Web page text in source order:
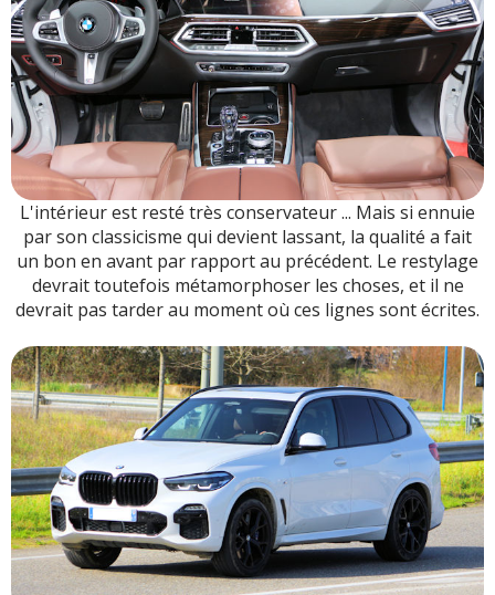
L'intérieur est resté très conservateur ... Mais si ennuie
par son classicisme qui devient lassant, la qualité a fait
un bon en avant par rapport au précédent. Le restylage
devrait toutefois métamorphoser les choses, et il ne
devrait pas tarder au moment où ces lignes sont écrites.